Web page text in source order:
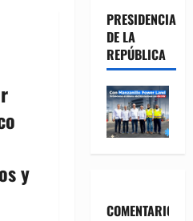
y
PRESIDENCIA
DE LA
REPÚBLICA
COMENTARIOS